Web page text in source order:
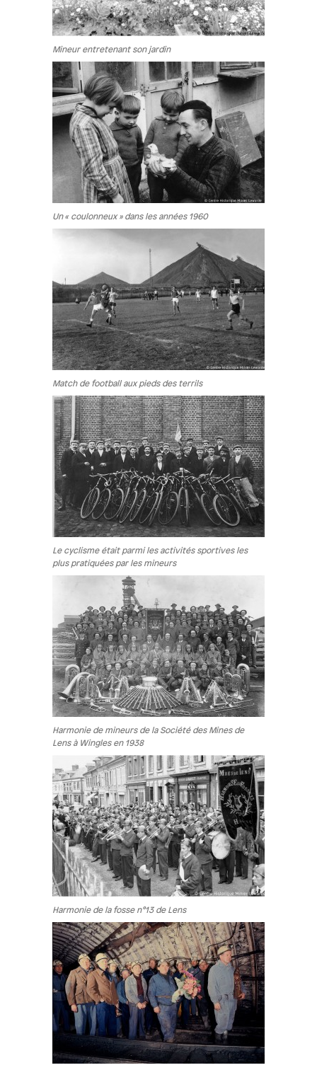
Mineur entretenant son jardin
Un « coulonneux » dans les années 1960
Match de football aux pieds des terrils
Le cyclisme était parmi les activités sportives les
plus pratiquées par les mineurs
Harmonie de mineurs de la Société des Mines de
Lens à Wingles en 1938
Harmonie de la fosse n°13 de Lens